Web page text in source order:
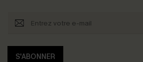
S'ABONNER